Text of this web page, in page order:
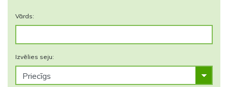
Vārds:
Izvēlies seju: